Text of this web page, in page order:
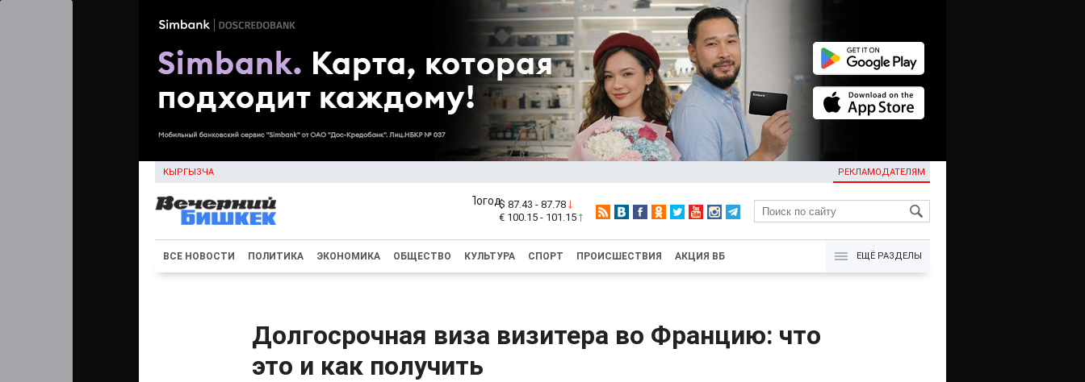
КЫРГЫЗЧА РЕКЛАМОДАТЕЛЯМ
KG
$ 87.43 - 87.78
€ 100.15 - 101.15
ВСЕ НОВОСТИ ПОЛИТИКА ЭКОНОМИКА ОБЩЕСТВО КУЛЬТУРА СПОРТ ПРОИСШЕСТВИЯ АКЦИЯ ВБ ЕЩЁ РАЗДЕЛЫ
Долгосрочная виза визитера во Францию: что
это и как получить